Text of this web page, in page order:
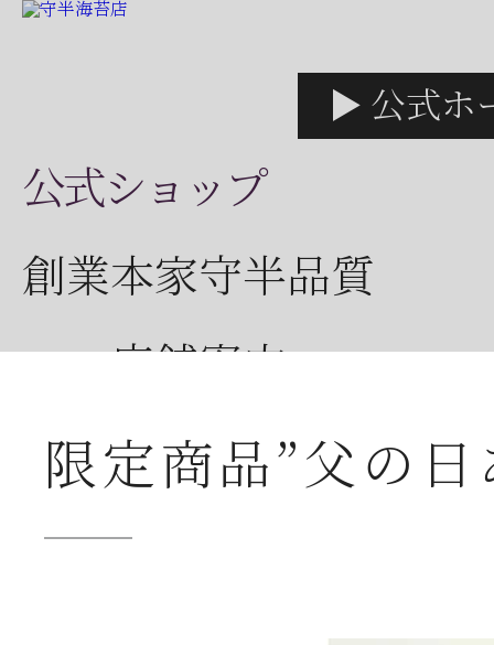
公式ショップ
▶ 公式ホ
創業本家守半品質
店舗案内
限定商品”父の